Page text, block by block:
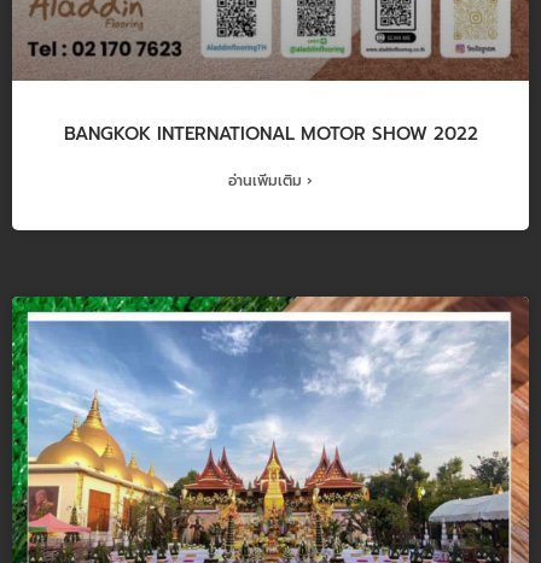
BANGKOK INTERNATIONAL MOTOR SHOW 2022
อ่านเพิ่มเติม ›